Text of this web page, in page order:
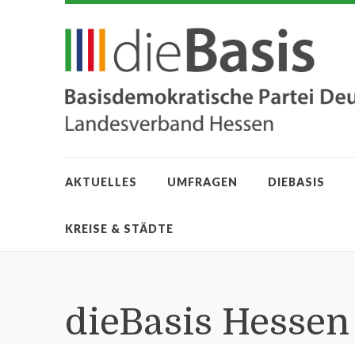
AKTUELLES UMFRAGEN DIEBASIS
KREISE & STÄDTE
dieBasis Hessen